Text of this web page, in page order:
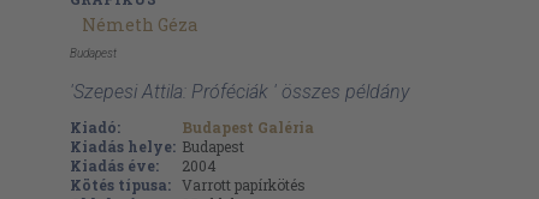
Németh Géza
Budapest
'Szepesi Attila: Próféciák ' összes példány
Kiadó:
Budapest Galéria
Kiadás helye: Budapest
Kiadás éve:
2004
Kötés típusa: Varrott papírkötés